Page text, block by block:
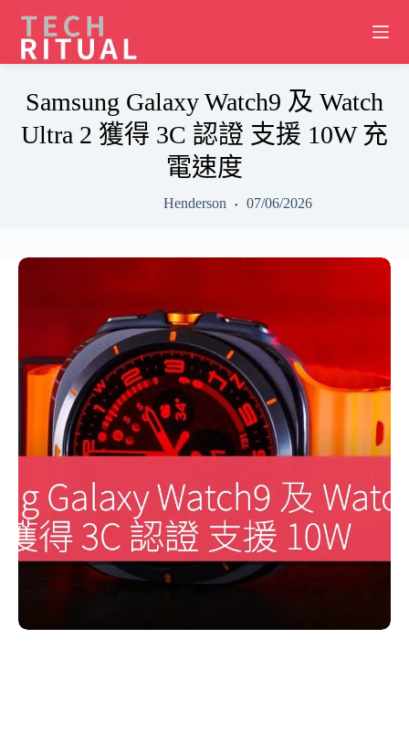
content
Samsung Galaxy Watch9 及 Watch
Ultra 2 獲得 3C 認證 支援 10W 充
電速度
Henderson 07/06/2026